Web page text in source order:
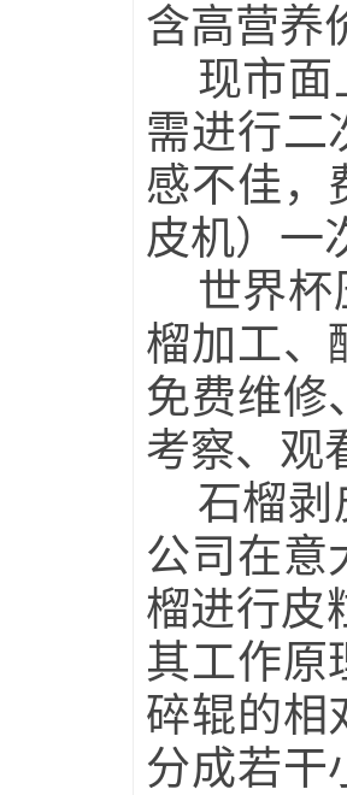
含高营养
现市面
需进行二
感不佳，
皮机）一
世界杯
榴加工、
免费维修
考察、观
石榴剥
公司在意
榴进行皮
其工作原
碎辊的相
分成若干